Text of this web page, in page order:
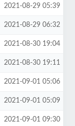
2021-08-29 05:39
2021-08-29 06:32
2021-08-30 19:04
2021-08-30 19:11
2021-09-01 05:06
2021-09-01 05:09
2021-09-01 09:30